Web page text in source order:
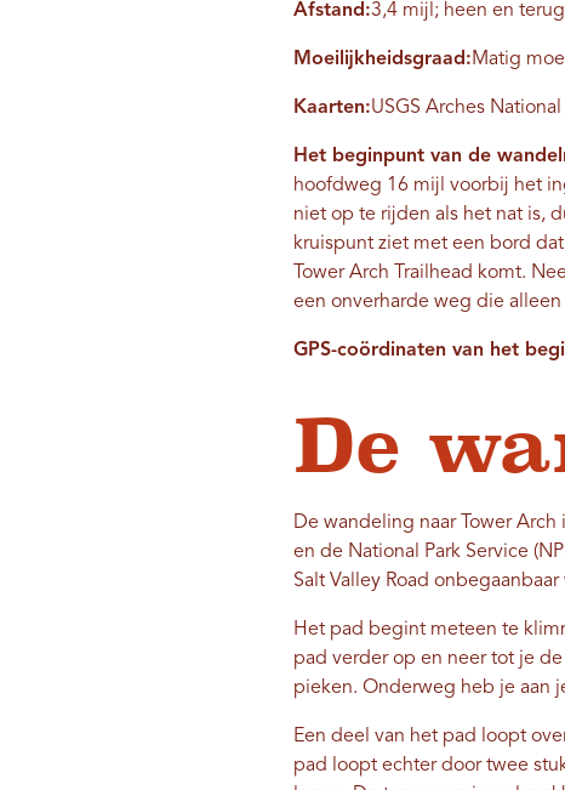
Afstand:3,4 mijl; heen en terug
Moeilijkheidsgraad: Matig
Kaarten:USGS Arches
Het beginpunt van de
hoofdweg 16 mijl voorbij het
niet op te rijden als het nat is,
kruispunt ziet met een bord
Tower Arch Trailhead komt.
een onverharde weg die
GPS-coördinaten van het
De
De wandeling naar Tower
en de National Park Service
Salt Valley Road
Het pad begint meteen te
pad verder op en neer tot je
pieken. Onderweg heb je aan
Een deel van het pad loopt
pad loopt echter door twee